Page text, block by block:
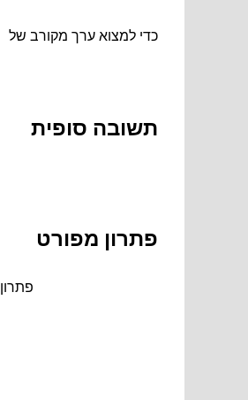
כדי למצוא ערך מקורב של
תשובה סופית
פתרון מפורט